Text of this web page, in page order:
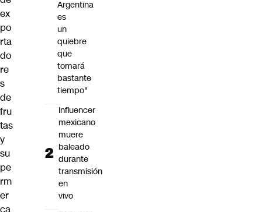
ex
po
rta
do
re
s
de
fru
tas
y
su
pe
rm
er
Argentina
es
un
quiebre
que
tomará
bastante
tiempo"
Influencer
mexicano
muere
baleado
durante
transmisión
en
vivo